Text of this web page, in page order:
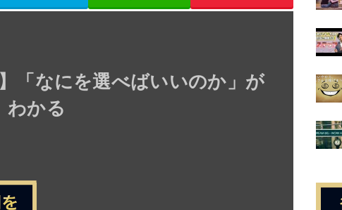
「なにを選べばいいのか」が
わかる